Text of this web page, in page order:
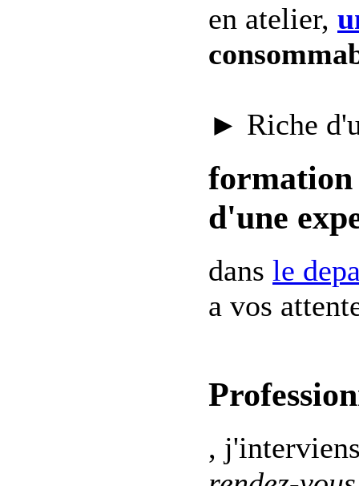
en atelier,
► Riche
formation
d'une
dans le
a vos
,